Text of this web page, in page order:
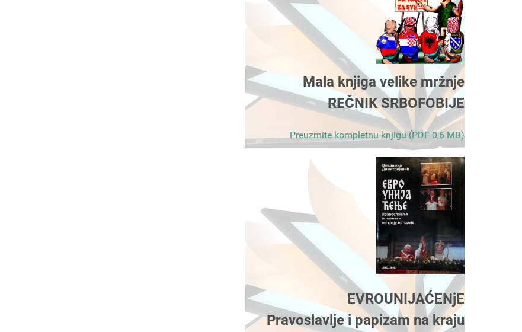
Mala knjiga velike mržnje
REČNIK SRBOFOBIJE
Preuzmite kompletnu knjigu (PDF 0,6 MB)
EVROUNIJAĆENjE
Pravoslavlje i papizam na kraju